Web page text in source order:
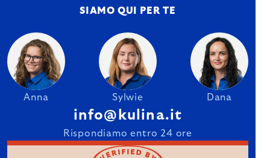
SIAMO QUI PER TE
Anna Sylwie Dana
info@kulina.it
Rispondiamo entro 24 ore